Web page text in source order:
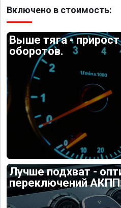
Включено в стоимость:
Выше тяга -
оборотов.
Лучше подхват -
переключений